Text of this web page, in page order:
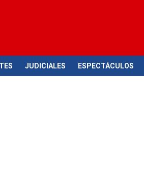
JUDICIALES ESPECTÁCULOS